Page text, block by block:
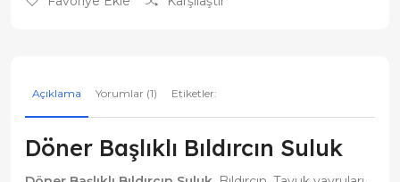
Açıklama Yorumlar (1) Etiketler:
Döner Başlıklı Bıldırcın Suluk